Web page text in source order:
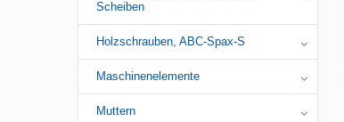
Scheiben
Holzschrauben, ABC-Spax-S
Maschinenelemente
Muttern